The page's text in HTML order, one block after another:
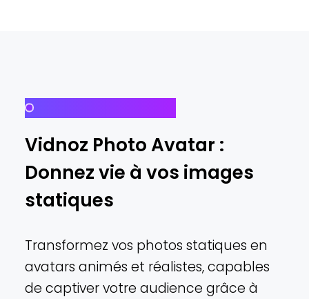
Vidnoz Photo Avatar :
Donnez vie à vos images
statiques
Transformez vos photos statiques en
avatars animés et réalistes, capables
de captiver votre audience grâce à